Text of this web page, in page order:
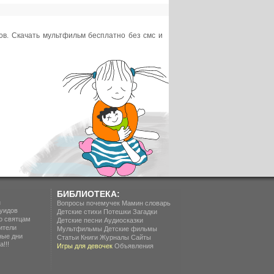
Скачать мультфильм бесплатно без смс и
святцам
дни
БИБЛИОТЕКА:
Вопросы почемучек Мамин словарь
Детские стихи Потешки Загадки
Детские песни Аудиосказки
Мультфильмы Детские фильмы
Статьи Книги Журналы Сайты
Игры для девочек Объявления